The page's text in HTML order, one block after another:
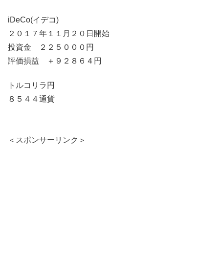
iDeCo(イデコ)
２０１７年１１月２０日開始
投資金 ２２５０００円
評価損益 ＋９２８６４円
トルコリラ円
８５４４通貨
＜スポンサーリンク＞